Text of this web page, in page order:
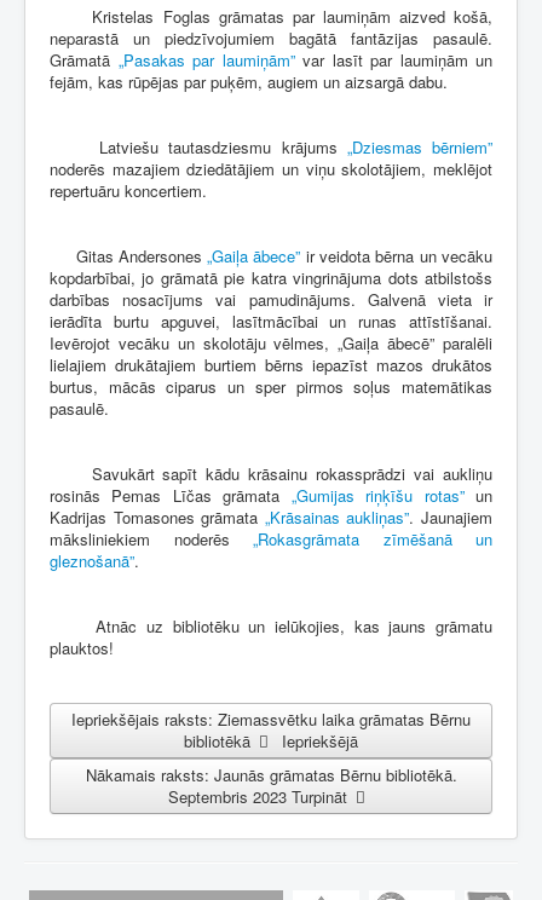
Kristelas Foglas grāmatas par laumiņām aizved košā,
neparastā un piedzīvojumiem bagātā fantāzijas pasaulē.
Grāmatā „Pasakas par laumiņām”var lasīt par laumiņām un
fejām, kas rūpējas par puķēm, augiem un aizsargā dabu.
Latviešu tautasdziesmu krājums „Dziesmas bērniem”
noderēs mazajiem dziedātājiem un viņu skolotājiem, meklējot
repertuāru koncertiem.
Gitas Andersones„Gaiļa ābece” ir veidota bērna un vecāku
kopdarbībai, jo grāmatā pie katra vingrinājuma dots atbilstošs
darbības nosacījums vai pamudinājums. Galvenā vieta ir
ierādīta burtu apguvei, lasītmācībai un runas attīstīšanai.
Ievērojot vecāku un skolotāju vēlmes, „Gaiļa ābecē” paralēli
lielajiem drukātajiem burtiem bērns iepazīst mazos drukātos
burtus, mācās ciparus un sper pirmos soļus matemātikas
pasaulē.
Savukārt sapīt kādu krāsainu rokassprādzi vai aukliņu
rosinās Pemas Līčas grāmata „Gumijas riņķīšu rotas”un
Kadrijas Tomasones grāmata „Krāsainas aukliņas”. Jaunajiem
māksliniekiem noderēs „Rokasgrāmata zīmēšanā un
gleznošanā”.
Atnāc uz bibliotēku un ielūkojies, kas jauns grāmatu
plauktos!
Iepriekšējais raksts: Ziemassvētku laika grāmatas Bērnu
bibliotēkā
Iepriekšējā
Nākamais raksts: Jaunās grāmatas Bērnu bibliotēkā.
Septembris 2023Turpināt